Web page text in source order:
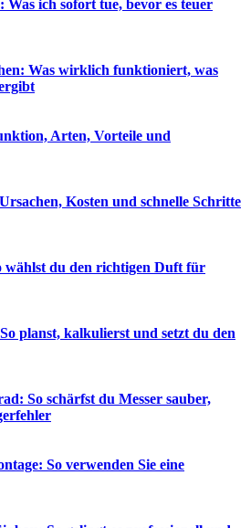
ich sofort tue, bevor es teuer
Was wirklich funktioniert, was
Arten, Vorteile und
Kosten und schnelle Schritte
wählst du den richtigen Duft für
planst, kalkulierst und setzt du den
So schärfst du Messer sauber,
So verwenden Sie eine